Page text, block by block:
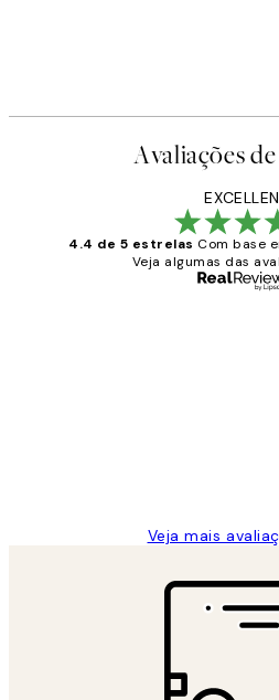
Avaliações
4.4 de 5 estrelas Com base
Veja algumas das
Veja mais